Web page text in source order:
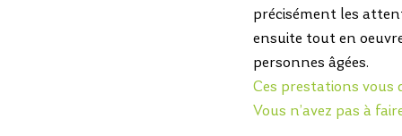
précisément les
ensuite tout en
personnes âgées.
Ces prestations
Vous n’avez pas à